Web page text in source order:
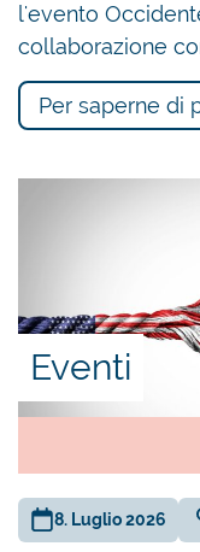
l'evento
collaborazione
Per saperne di
Eventi
8. Luglio 2026